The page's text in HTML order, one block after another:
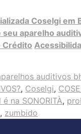
Coselgi em
aparelho
Crédito
auditivos
, Coselgi,
na SONORITÀ,
, zumbido